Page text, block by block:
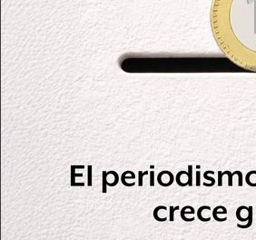
El presidente del Gobierno español,
pronunció sobre el caso en Twitter.
https://twitter.com/
Varias empresas de Andalucía y
para colaborar en las tareas de
tecnológicas han adaptado
en estas labores, explicó Moltó a